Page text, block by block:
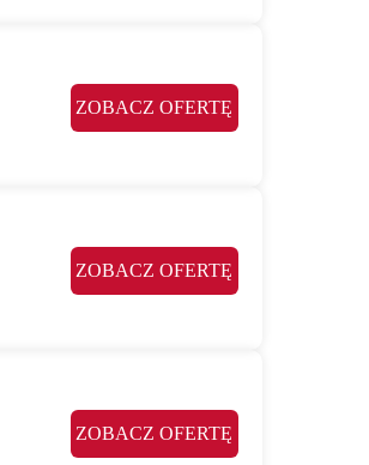
ZOBACZ OFERTĘ
ZOBACZ OFERTĘ
ZOBACZ OFERTĘ